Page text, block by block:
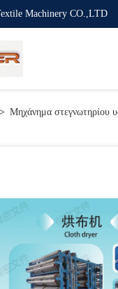
Machinery CO.,LTD
> Μηχάνημα στεγνωτηρίου